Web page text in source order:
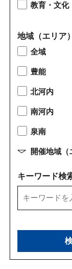
教育・文化
地域（エリア
全域
豊能
北河内
南河内
泉南
開催地域（
キーワード検